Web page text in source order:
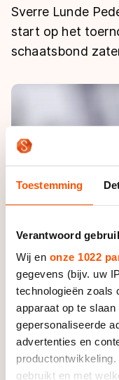
Toestemming
Verantwoord
Wij en onze 1022
gegevens (bijv. uw
technologieën zoals
apparaat op te
gepersonaliseerde
advertenties en
gebruikt en met
Shorttrack
Inlineskaten
Schoonrijden
Langebaan
Shorttrack
Marathon
Inlineskaten
Tijden &
Ranglijsten
Algemene
Deze zomer de weg
Schaatsfans
Alles voor jou als
Evenementen
Winacties
Olympische
Olympische Spelen
Medaillespiegel
Olympische uitslagen
Van Jong tot Goud
Sverre Lunde
start op het
schaatsbond